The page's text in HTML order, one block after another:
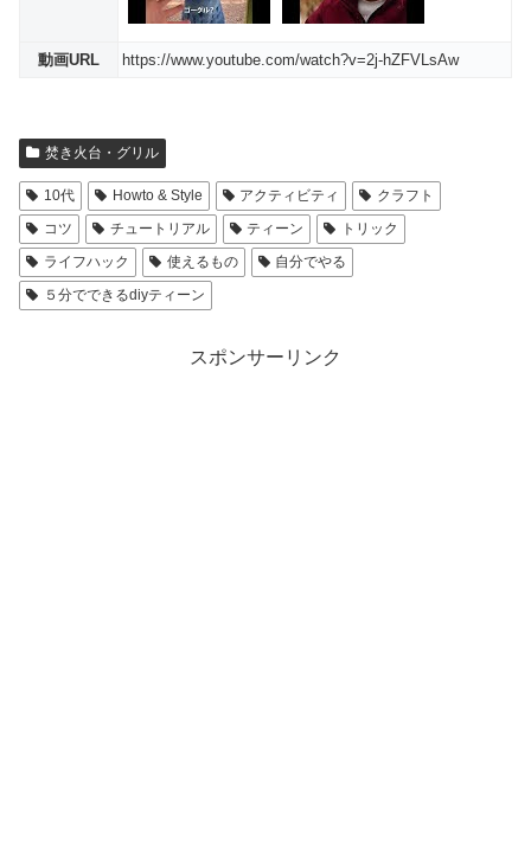
動画URL https://www.youtube.com/watch?v=2j-hZFVLsAw
焚き火台・グリル
10代 Howto & Style アクティビティ
クラフト
コツ
チュートリアル ティーン
トリック
ライフハック
使えるもの
自分でやる
５分でできるdiyティーン
スポンサーリンク